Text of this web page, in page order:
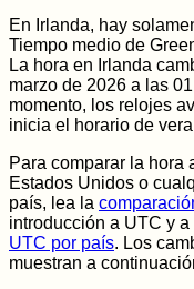
En Irlanda, hay
Tiempo medio de
La hora en Irlanda
marzo de 2026 a las
momento, los relojes
inicia el horario de
Para comparar la hora
Estados Unidos o
país, lea la
introducción a UTC y
UTC por país. Los
muestran a